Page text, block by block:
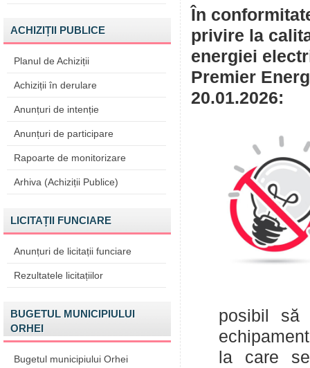
ACHIZIȚII PUBLICE
Planul de Achiziții
Achiziții în derulare
Anunțuri de intenție
Anunțuri de participare
Rapoarte de monitorizare
Arhiva (Achiziții Publice)
LICITAȚII FUNCIARE
Anunțuri de licitații funciare
Rezultatele licitațiilor
BUGETUL MUNICIPIULUI
ORHEI
Bugetul municipiului Orhei
În
privire la
energiei
Premier
20.01.2026:
posibil să
la care